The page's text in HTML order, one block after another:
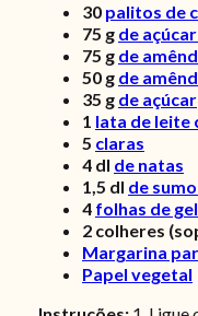
30 palitos de
75 g de
75 g de
50 g de
35 g de açúcar
1 lata de leite
5 claras
4 dl de natas
1,5 dl de
4 folhas de
2 colheres
Margarina
Papel vegetal